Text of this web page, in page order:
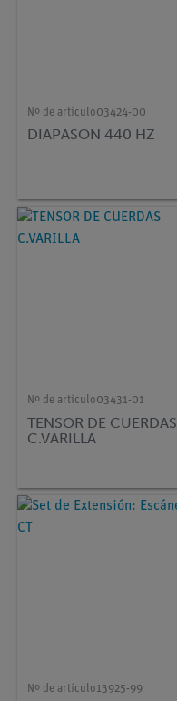
Nº de artículo03424-00
DIAPASON 440 HZ
Nº de artículo03431-01
TENSOR DE CUERDAS
C.VARILLA
Nº de artículo13925-99